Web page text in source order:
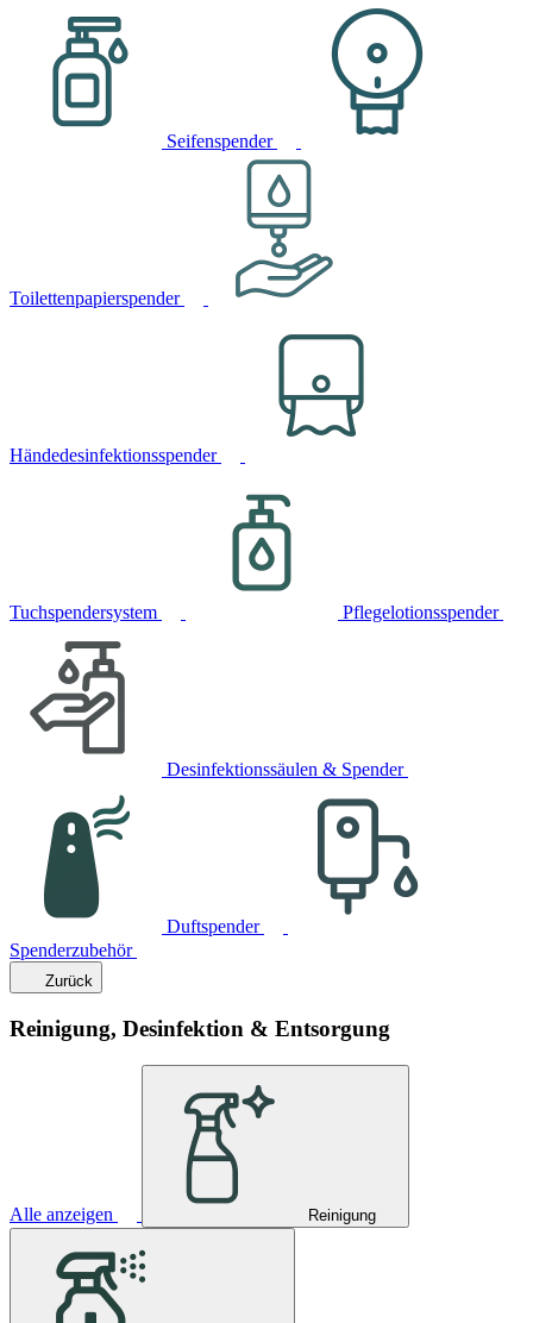
Seifenspender
Toilettenpapierspender
Händedesinfektionsspender
Tuchspendersystem Pflegelotionsspender
Desinfektionssäulen & Spender
Duftspender
Spenderzubehör
Zurück
Reinigung, Desinfektion & Entsorgung
Alle anzeigen Reinigung